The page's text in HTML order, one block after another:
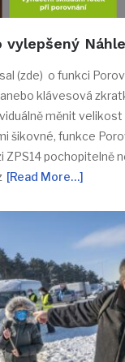
vylepšený
(zde) o funkci
klávesová
měnit velikost
šikovné, funkce
ZPS14 pochopitelně
[Read More…]